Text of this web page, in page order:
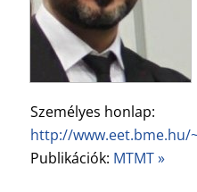
Személyes honlap:
http://www.eet.bme.hu/
Publikációk: MTMT »